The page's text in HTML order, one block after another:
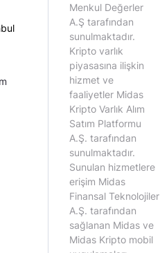
Menkul Değerler
A.Ş tarafından
sunulmaktadır.
Kripto varlık
piyasasına ilişkin
hizmet ve
faaliyetler Midas
Kripto Varlık Alım
Satım Platformu
A.Ş. tarafından
sunulmaktadır.
Sunulan hizmetlere
erişim Midas
Finansal Teknolojiler
A.Ş. tarafından
sağlanan Midas ve
Midas Kripto mobil